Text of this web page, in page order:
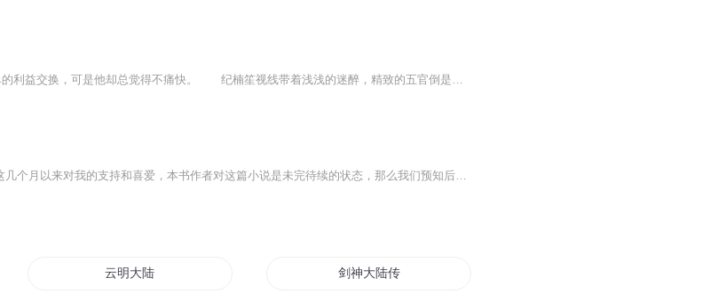
按道理说本来就只是很简单的利益交换，可是他却总觉得不痛快。 纪楠笙视线带着浅浅的迷醉，精致的五官倒是比平日添了写妩媚，眨了眨眼，好半晌才努力地垫脚在他下巴吻了吻。 蹙眉再次重复道，“我们回去吧，我真的有点不舒服。” 霍宏逸盯着她的...
亲爱的 宝子们，感谢大家这几个月以来对我的支持和喜爱，本书作者对这篇小说是未完待续的状态，那么我们预知后事如何，就只能耐心等待了。不过我有上新的专辑，要是还喜欢我，可以去看看我的新专辑[归梦入梦]！等你们哦！我会努力练到你们喜欢的声音，在...
云明大陆 剑神大陆传